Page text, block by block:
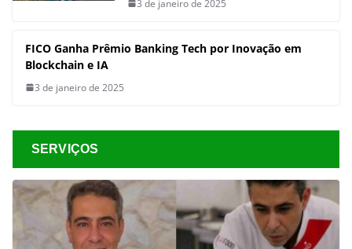
3 de janeiro de 2025
FICO Ganha Prêmio Banking Tech por Inovação em
Blockchain e IA
3 de janeiro de 2025
SERVIÇOS